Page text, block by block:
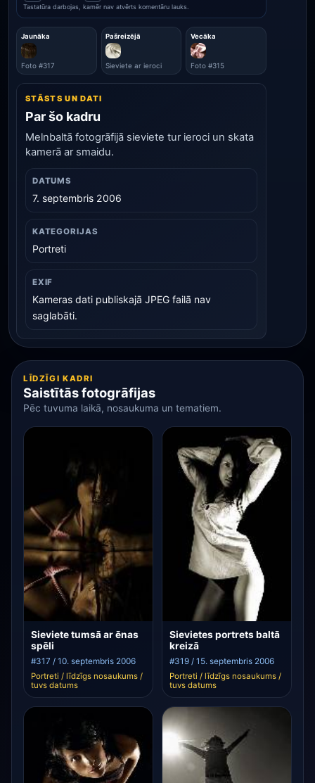
Tastatūra darbojas, kamēr nav atvērts komentāru lauks.
Jaunāka
Foto #317
Pašreizējā
Sieviete ar ieroci
Vecāka
Foto #315
STĀSTS UN DATI
Par šo kadru
Melnbaltā fotogrāfijā sieviete tur ieroci un skata
kamerā ar smaidu.
DATUMS
7. septembris 2006
KATEGORIJAS
Portreti
EXIF
Kameras dati publiskajā JPEG failā nav
saglabāti.
LĪDZĪGI KADRI
Saistītās fotogrāfijas
Pēc tuvuma laikā, nosaukuma un tematiem.
Sieviete tumsā ar ēnas
spēli
#317 / 10. septembris 2006
Portreti / līdzīgs nosaukums /
tuvs datums
Sievietes portrets baltā
kreizā
#319 / 15. septembris 2006
Portreti / līdzīgs nosaukums /
tuvs datums